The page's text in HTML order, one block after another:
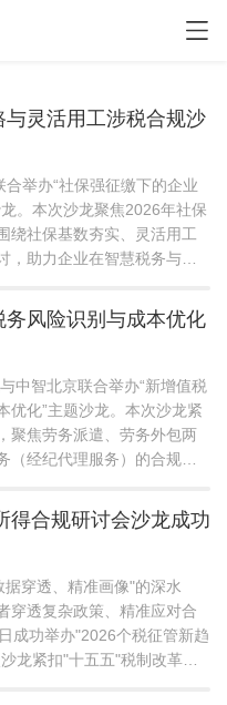
灵活用工涉税合规沙
举办“社保强征缴下的企业
。本次沙龙聚焦2026年社保
绕社保基数夯实、灵活用工
助力企业在智慧税务与新
系统梳理了当前社保强征缴
电子税...
风险识别与成本优化
北京联合举办“新增值税
优化”主题沙龙。本次沙龙紧
聚焦劳务派遣、劳务外包两
经纪代理服务）的合规边
环境下稳健前行。 活动开
首先...
得合规研讨会沙龙成功
穿透、精准画像"的深水
穿透复杂政策、精准应对合
成功举办"2026个税征管新趋
龙紧扣"十五五"税制改革总